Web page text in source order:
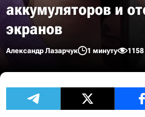
аккумуляторов и
экранов
Александр Лазарчук 1 минуту 1158